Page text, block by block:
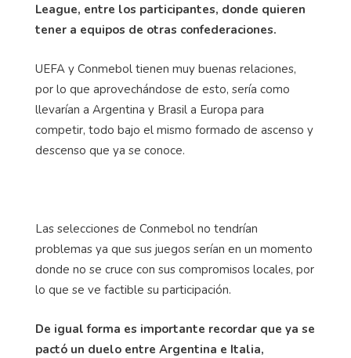
League, entre los participantes, donde quieren
tener a equipos de otras confederaciones.
UEFA y Conmebol tienen muy buenas relaciones,
por lo que aprovechándose de esto, sería como
llevarían a Argentina y Brasil a Europa para
competir, todo bajo el mismo formado de ascenso y
descenso que ya se conoce.
Las selecciones de Conmebol no tendrían
problemas ya que sus juegos serían en un momento
donde no se cruce con sus compromisos locales, por
lo que se ve factible su participación.
De igual forma es importante recordar que ya se
pactó un duelo entre Argentina e Italia,